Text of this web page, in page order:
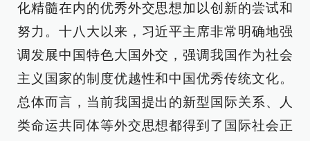
化精髓在内的优秀外交思想加以创新的尝试和
努力。十八大以来，习近平主席非常明确地强
调发展中国特色大国外交，强调我国作为社会
主义国家的制度优越性和中国优秀传统文化。
总体而言，当前我国提出的新型国际关系、人
类命运共同体等外交思想都得到了国际社会正